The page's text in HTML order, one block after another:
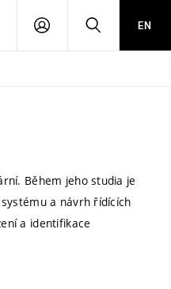
PŘIHLÁSIT HLEDATEN
Během jeho studia je
a návrh řídících
a identifikace